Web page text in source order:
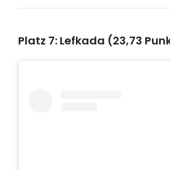
Platz 7: Lefkada (23,73